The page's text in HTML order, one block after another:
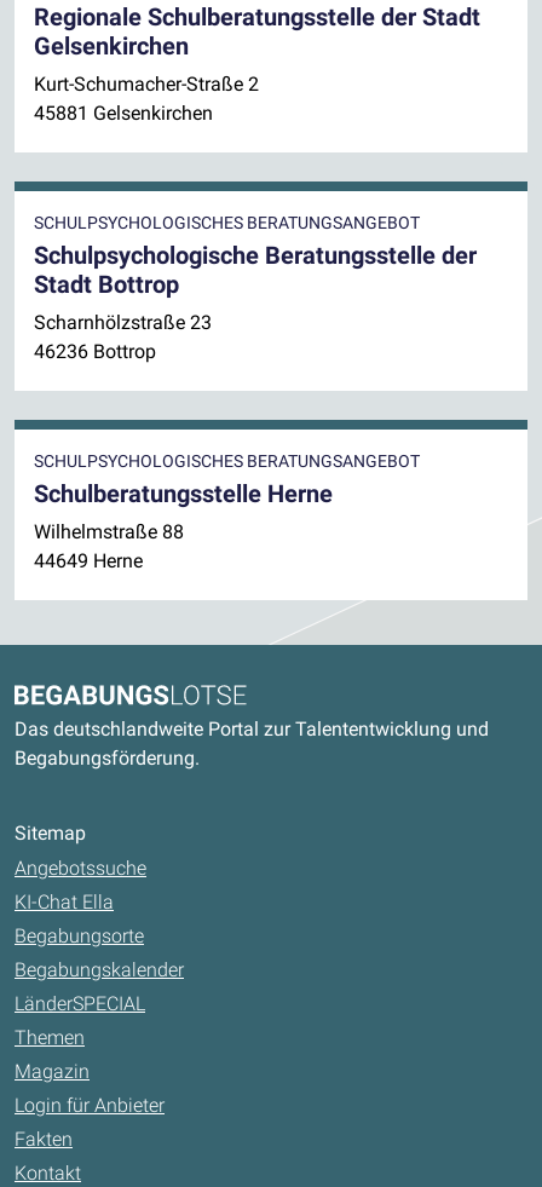
Regionale Schulberatungsstelle der Stadt
Gelsenkirchen
Kurt-Schumacher-Straße 2
45881 Gelsenkirchen
SCHULPSYCHOLOGISCHES BERATUNGSANGEBOT
Schulpsychologische Beratungsstelle der
Stadt Bottrop
Scharnhölzstraße 23
46236 Bottrop
SCHULPSYCHOLOGISCHES BERATUNGSANGEBOT
Schulberatungsstelle Herne
Wilhelmstraße 88
44649 Herne
Begabungslotse
Das deutschlandweite Portal zur Talententwicklung und
Begabungsförderung.
Sitemap
Angebotssuche
KI-Chat Ella
Begabungsorte
Begabungskalender
LänderSPECIAL
Themen
Magazin
Login für Anbieter
Fakten
Kontakt